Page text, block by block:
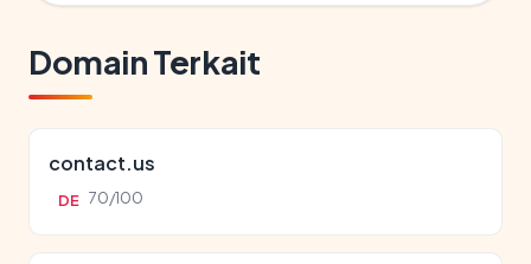
Domain Terkait
contact.us
DE 70/100